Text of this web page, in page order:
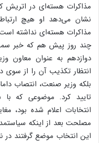
مذاکرات هسته‌ای در اتریش
نشان می‌دهد او هیچ
مذاکرات هسته‌ای نداشته
چند روز پیش هم که خبر
دوازدهم به عنوان
انتظار تکذیب آن را از سوی
بلکه وزیر صنعت، انتصاب
تایید کرد. موضوعی که
انتخابات اعلام شده بود،
مصلحت بعد از اینکه
این انتخاب موضع گرفتند در